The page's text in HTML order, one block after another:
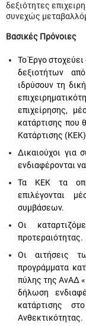
δεξιότητες
συνεχώς
Βασικές Πρόνοιες
Το Έργο
δεξιοτήτων
ιδρύσουν τη
επιχείρησης,
κατάρτισης που
Κατάρτισης
Δικαιούχοι για
ενδιαφέρονται
Τα ΚΕΚ τα
επιλέγονται
συμβάσεων.
Οι
προτεραιότητας.
Οι αιτήσεις
προγράμματα
πύλης της ΑνΑΔ
δήλωση
κατάρτισης
Ανθεκτικότητας.